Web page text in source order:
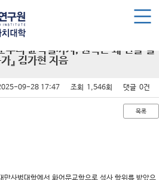
마이페이지
부터 윤석열까지, 권력은 왜 신을 빌
』 김가현 지음
09-28 17:47 조회 1,546회 댓글 0건
목록
사범대학에서 화어문교학으로 석사 학위를 받았으